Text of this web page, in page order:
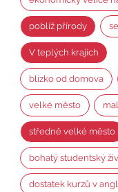
poblíž přírody
V teplých krajích
blízko od domova
velké město
středně velké město
bohatý studentský
dostatek kurzů v